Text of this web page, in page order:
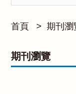
首頁 > 期刊瀏
期刊瀏覽